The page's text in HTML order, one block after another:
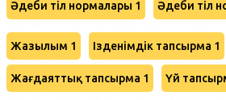
Әдеби тіл нормалары 1 Әдеби тіл
Жазылым 1 Ізденімдік тапсырма 1
Жағдаяттық тапсырма 1 Үй